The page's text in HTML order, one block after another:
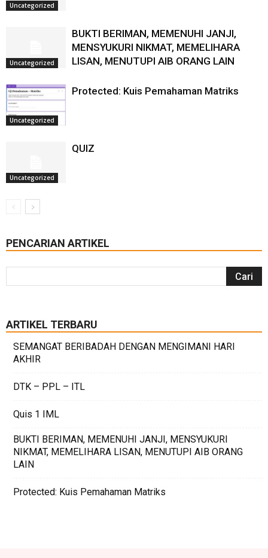
Uncategorized
Uncategorized
BUKTI BERIMAN, MEMENUHI JANJI,
MENSYUKURI NIKMAT, MEMELIHARA
LISAN, MENUTUPI AIB ORANG LAIN
Uncategorized
Protected: Kuis Pemahaman Matriks
Uncategorized
QUIZ
PENCARIAN ARTIKEL
ARTIKEL TERBARU
SEMANGAT BERIBADAH DENGAN MENGIMANI HARI
AKHIR
DTK – PPL – ITL
Quis 1 IML
BUKTI BERIMAN, MEMENUHI JANJI, MENSYUKURI
NIKMAT, MEMELIHARA LISAN, MENUTUPI AIB ORANG
LAIN
Protected: Kuis Pemahaman Matriks